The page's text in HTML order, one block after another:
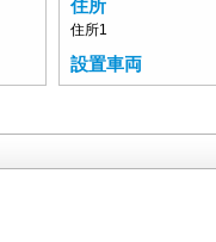
住所
住所1
設置車両